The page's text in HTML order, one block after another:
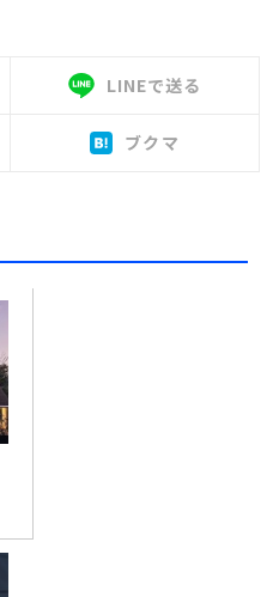
LINEで送る
ブクマ